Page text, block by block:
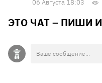
06 Августа 18:03
ЭТО ЧАТ – ПИШИ И